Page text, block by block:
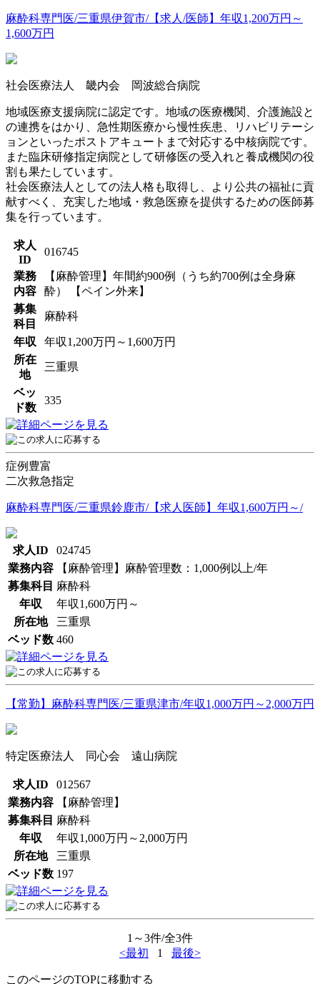
麻酔科専門医/三重県伊賀市/【求人/医師】年収1,200万円～
1,600万円
社会医療法人 畿内会 岡波総合病院
地域医療支援病院に認定です。地域の医療機関、介護施設と
の連携をはかり、急性期医療から慢性疾患、リハビリテーシ
ョンといったポストアキュートまで対応する中核病院です。
また臨床研修指定病院として研修医の受入れと養成機関の役
割も果たしています。
社会医療法人としての法人格も取得し、より公共の福祉に貢
献すべく、充実した地域・救急医療を提供するための医師募
集を行っています。
求人
ID
016745
業務
内容
【麻酔管理】年間約900例（うち約700例は全身麻
酔） 【ペイン外来】
募集
科目
麻酔科
年収
年収1,200万円～1,600万円
所在
地
三重県
ベッ
ド数
335
症例豊富
二次救急指定
麻酔科専門医/三重県鈴鹿市/【求人医師】年収1,600万円～/
求人ID
024745
業務内容
【麻酔管理】麻酔管理数：1,000例以上/年
募集科目 麻酔科
年収
年収1,600万円～
所在地
三重県
ベッド数 460
【常勤】麻酔科専門医/三重県津市/年収1,000万円～2,000万円
特定医療法人 同心会 遠山病院
求人ID
012567
業務内容
【麻酔管理】
募集科目 麻酔科
年収
年収1,000万円～2,000万円
所在地
三重県
ベッド数 197
1～3件/全3件
<最初
1 最後>
このページのTOPに移動する